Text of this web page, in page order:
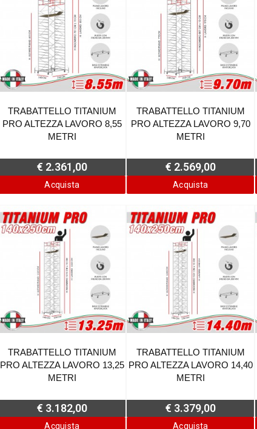
TRABATTELLO TITANIUM
PRO ALTEZZA LAVORO 8,55
METRI
€ 2.361,00
Acquista
TRABATTELLO TITANIUM
PRO ALTEZZA LAVORO 9,70
METRI
€ 2.569,00
Acquista
TRABATTELLO TITANIUM
PRO ALTEZZA LAVORO 13,25
METRI
€ 3.182,00
Acquista
TRABATTELLO TITANIUM
PRO ALTEZZA LAVORO 14,40
METRI
€ 3.379,00
Acquista